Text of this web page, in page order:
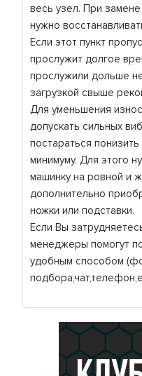
весь узел. При
нужно
Если этот пункт
прослужит долгое
прослужили дольше
загрузкой свыше
Для уменьшения
допускать сильных
постараться
минимуму. Для этого
машинку на ровной и
дополнительно
ножки или подставки.
Если Вы
менеджеры помогут
удобным способом